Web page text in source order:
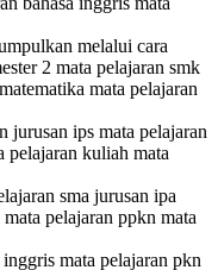
melalui cara
2 mata pelajaran smk
mata pelajaran
jurusan ips mata pelajaran
pelajaran kuliah mata
sma jurusan ipa
pelajaran ppkn mata
mata pelajaran pkn